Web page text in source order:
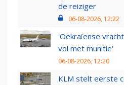
de reiziger
06-08-2026, 12:22
'Oekraïense
vol met munitie'
06-08-2026, 12:20
KLM stelt eerste